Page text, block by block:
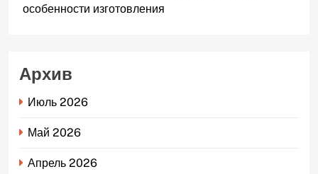
особенности изготовления
Архив
Июль 2026
Май 2026
Апрель 2026